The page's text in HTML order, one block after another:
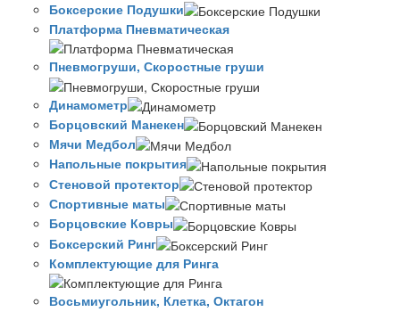
Боксерские Подушки
Платформа Пневматическая
Пневмогруши, Скоростные груши
Динамометр
Борцовский Манекен
Мячи Медбол
Напольные покрытия
Стеновой протектор
Спортивные маты
Борцовские Ковры
Боксерский Ринг
Комплектующие для Ринга
Восьмиугольник, Клетка, Октагон